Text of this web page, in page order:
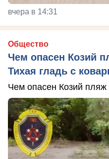
вчера в 14:31
Общество
Чем опасен Козий
Тихая гладь с
Чем опасен Козий пляж